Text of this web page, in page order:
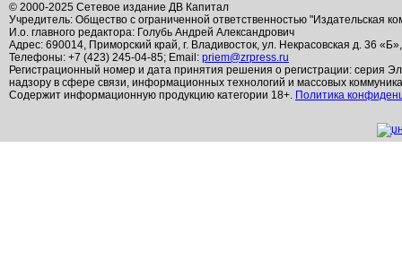
© 2000-2025 Сетевое издание ДВ Капитал
Учредитель: Общество с ограниченной ответственностью "Издательская
И.о. главного редактора: Голубь Андрей Александрович
Адрес: 690014, Приморский край, г. Владивосток, ул. Некрасовская д. 36
Телефоны: +7 (423) 245-04-85; Email: priem@zrpress.ru
Регистрационный номер и дата принятия решения о регистрации: серия
надзору в сфере связи, информационных технологий и массовых
Содержит информационную продукцию категории 18+. Политика